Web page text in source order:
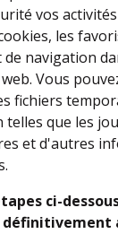
vos
les
de navigation
Vous
fichiers
telles que les
et d'autres
ci-
définitivement